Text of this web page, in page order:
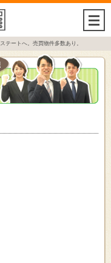
テートへ。売買物件多数あり。